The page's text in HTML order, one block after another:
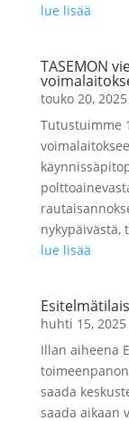
lue lisää
TASEMON
touko 20, 2025
Tutustuimme
nykypäivästä,
lue lisää
huhti 15, 2025
Illan aiheena
saada
saada aikaan